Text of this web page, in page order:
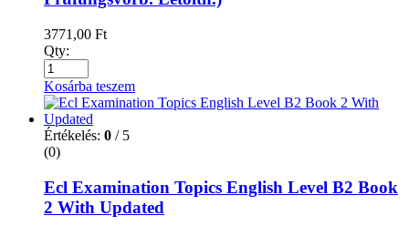
3771,00 Ft
Qty:
Kosárba teszem
Értékelés: 0 / 5
(0)
Ecl Examination Topics English Level B2 Book
2 With Updated